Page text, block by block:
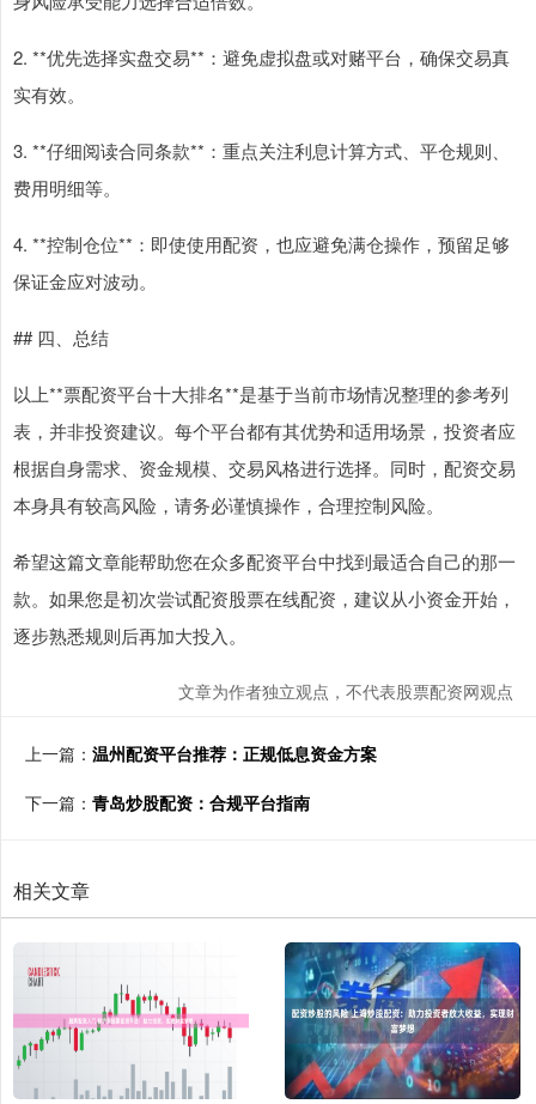
2. **优先选择实盘交易**：避免虚拟盘或对赌平台，确保交易真
实有效。
3. **仔细阅读合同条款**：重点关注利息计算方式、平仓规则、
费用明细等。
4. **控制仓位**：即使使用配资，也应避免满仓操作，预留足够
保证金应对波动。
## 四、总结
以上**票配资平台十大排名**是基于当前市场情况整理的参考列
表，并非投资建议。每个平台都有其优势和适用场景，投资者应
根据自身需求、资金规模、交易风格进行选择。同时，配资交易
本身具有较高风险，请务必谨慎操作，合理控制风险。
希望这篇文章能帮助您在众多配资平台中找到最适合自己的那一
款。如果您是初次尝试配资股票在线配资，建议从小资金开始，
逐步熟悉规则后再加大投入。
文章为作者独立观点，不代表股票配资网观点
上一篇： 温州配资平台推荐：正规低息资金方案
下一篇： 青岛炒股配资：合规平台指南
相关文章